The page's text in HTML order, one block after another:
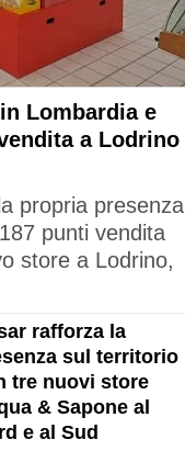
Lombardia e
a Lodrino
propria presenza
punti vendita
store a Lodrino,
rafforza la
sul territorio
tre nuovi store
& Sapone al
e al Sud